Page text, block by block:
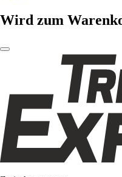
Wird zum